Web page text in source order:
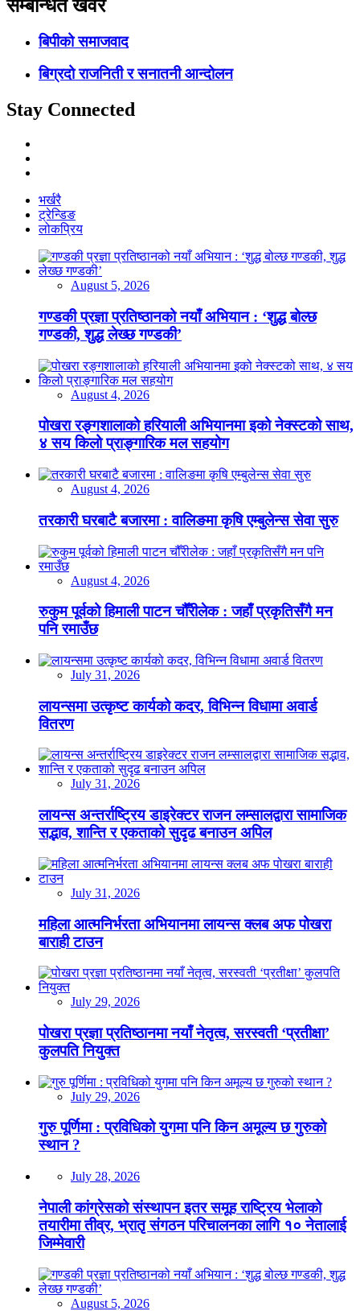
सम्बन्धित खवर
बिपीको समाजवाद
बिग्रदो राजनिती र सनातनी आन्दोलन
Stay Connected
भर्खरै
ट्रेन्डिङ
लोकप्रिय
August 5, 2026
गण्डकी प्रज्ञा प्रतिष्ठानको नयाँ अभियान : ‘शुद्ध बोल्छ
गण्डकी, शुद्ध लेख्छ गण्डकी’
August 4, 2026
पोखरा रङ्गशालाको हरियाली अभियानमा इको नेक्स्टको साथ,
४ सय किलो प्राङ्गारिक मल सहयोग
August 4, 2026
तरकारी घरबाटै बजारमा : वालिङमा कृषि एम्बुलेन्स सेवा सुरु
August 4, 2026
रुकुम पूर्वको हिमाली पाटन चौँरीलेक : जहाँ प्रकृतिसँगै मन
पनि रमाउँछ
July 31, 2026
लायन्समा उत्कृष्ट कार्यको कदर, विभिन्न विधामा अवार्ड
वितरण
July 31, 2026
लायन्स अन्तर्राष्ट्रिय डाइरेक्टर राजन लम्सालद्वारा सामाजिक
सद्भाव, शान्ति र एकताको सुदृढ बनाउन अपिल
July 31, 2026
महिला आत्मनिर्भरता अभियानमा लायन्स क्लब अफ पोखरा
बाराही टाउन
July 29, 2026
पोखरा प्रज्ञा प्रतिष्ठानमा नयाँ नेतृत्व, सरस्वती ‘प्रतीक्षा’
कुलपति नियुक्त
July 29, 2026
गुरु पूर्णिमा : प्रविधिको युगमा पनि किन अमूल्य छ गुरुको
स्थान ?
July 28, 2026
नेपाली कांग्रेसको संस्थापन इतर समूह राष्ट्रिय भेलाको
तयारीमा तीव्र, भ्रातृ संगठन परिचालनका लागि १० नेतालाई
जिम्मेवारी
August 5, 2026